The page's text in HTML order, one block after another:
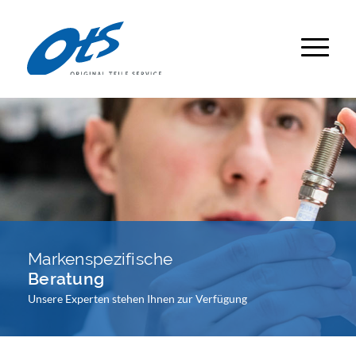
Markenspezifische
Beratung
Unsere Experten stehen Ihnen zur Verfügung